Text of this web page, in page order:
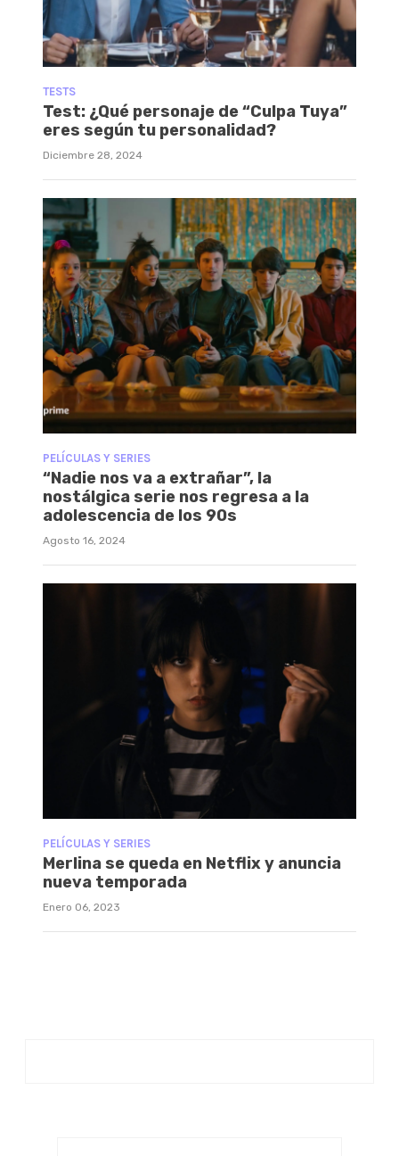
TESTS
Test: ¿Qué personaje de “Culpa Tuya”
eres según tu personalidad?
Diciembre 28, 2024
PELÍCULAS Y SERIES
“Nadie nos va a extrañar”, la
nostálgica serie nos regresa a la
adolescencia de los 90s
Agosto 16, 2024
PELÍCULAS Y SERIES
Merlina se queda en Netflix y anuncia
nueva temporada
Enero 06, 2023